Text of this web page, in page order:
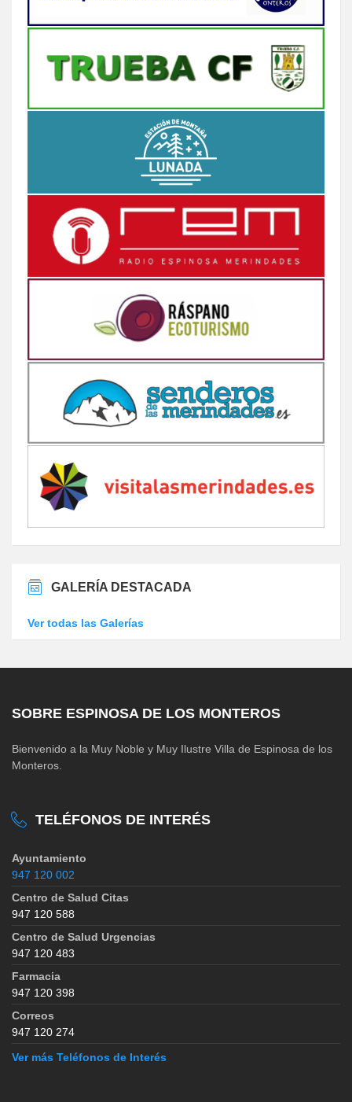
GALERÍA DESTACADA
Ver todas las Galerías
SOBRE ESPINOSA DE LOS MONTEROS
Bienvenido a la Muy Noble y Muy Ilustre Villa de Espinosa de los
Monteros.
TELÉFONOS DE INTERÉS
Ayuntamiento
947 120 002
Centro de Salud Citas
947 120 588
Centro de Salud Urgencias
947 120 483
Farmacia
947 120 398
Correos
947 120 274
Ver más Teléfonos de Interés